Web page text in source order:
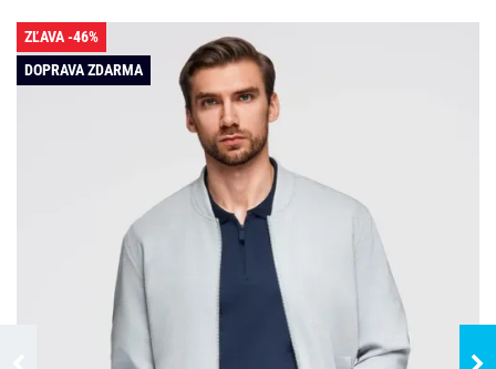
ZĽAVA -46%
DOPRAVA ZDARMA